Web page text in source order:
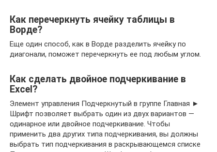
Как перечеркнуть ячейку таблицы в
Ворде?
Еще один способ, как в Ворде разделить ячейку по
диагонали, поможет перечеркнуть ее под любым углом.
Как сделать двойное подчеркивание в
Excel?
Элемент управления Подчеркнутый в группе Главная ►
Шрифт позволяет выбрать один из двух вариантов —
одинарное или двойное подчеркивание. Чтобы
применить два других типа подчеркивания, вы должны
выбрать тип подчеркивания в раскрывающемся списке